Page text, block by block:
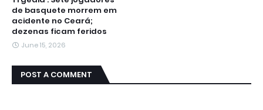
de basquete morrem em
acidente no Ceará;
dezenas ficam feridos
June 15, 2026
POST A COMMENT